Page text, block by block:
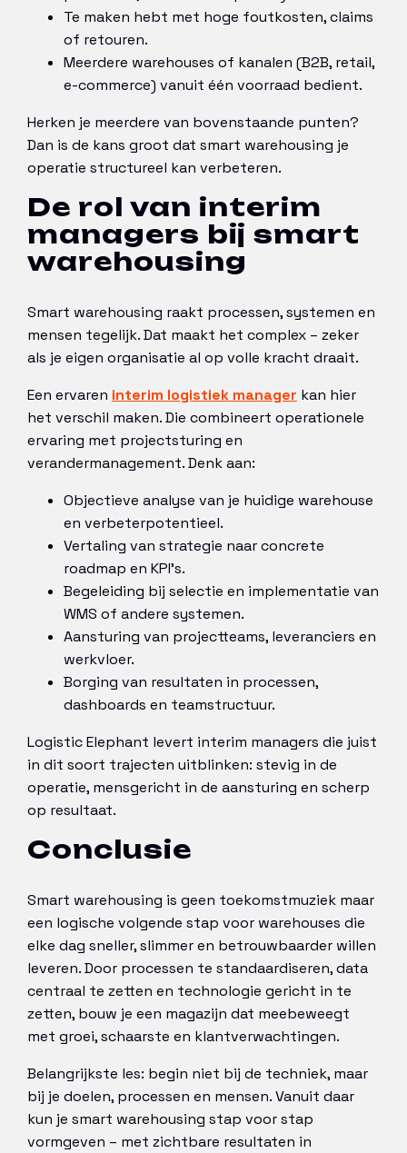
Te maken hebt met hoge foutkosten, claims
of retouren.
Meerdere warehouses of kanalen (B2B, retail,
e-commerce) vanuit één voorraad bedient.
Herken je meerdere van bovenstaande punten?
Dan is de kans groot dat smart warehousing je
operatie structureel kan verbeteren.
De rol van interim
managers bij smart
warehousing
Smart warehousing raakt processen, systemen en
mensen tegelijk. Dat maakt het complex – zeker
als je eigen organisatie al op volle kracht draait.
Een ervaren interim logistiek manager kan hier
het verschil maken. Die combineert operationele
ervaring met projectsturing en
verandermanagement. Denk aan:
Objectieve analyse van je huidige warehouse
en verbeterpotentieel.
Vertaling van strategie naar concrete
roadmap en KPI’s.
Begeleiding bij selectie en implementatie van
WMS of andere systemen.
Aansturing van projectteams, leveranciers en
werkvloer.
Borging van resultaten in processen,
dashboards en teamstructuur.
Logistic Elephant levert interim managers die juist
in dit soort trajecten uitblinken: stevig in de
operatie, mensgericht in de aansturing en scherp
op resultaat.
Conclusie
Smart warehousing is geen toekomstmuziek maar
een logische volgende stap voor warehouses die
elke dag sneller, slimmer en betrouwbaarder willen
leveren. Door processen te standaardiseren, data
centraal te zetten en technologie gericht in te
zetten, bouw je een magazijn dat meebeweegt
met groei, schaarste en klantverwachtingen.
Belangrijkste les: begin niet bij de techniek, maar
bij je doelen, processen en mensen. Vanuit daar
kun je smart warehousing stap voor stap
vormgeven – met zichtbare resultaten in